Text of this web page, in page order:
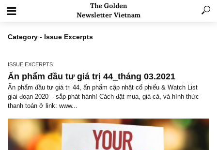
Category - Issue Excerpts
ISSUE EXCERPTS
Ấn phẩm đầu tư giá trị 44_tháng 03.2021
Ấn phẩm đầu tư giá trị 44, ấn phẩm cập nhật cổ phiếu & Watch
giai đoạn 2020 – sắp phát hành! Cách đặt mua, giá cả, và hình
thanh toán ở link: www...